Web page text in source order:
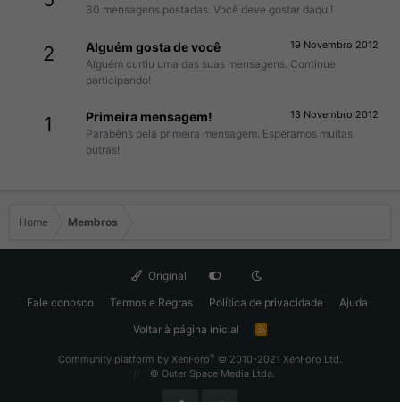
30 mensagens postadas. Você deve gostar daqui!
2 19 Novembro 2012
Alguém gosta de você
Alguém curtiu uma das suas mensagens. Continue
participando!
1 13 Novembro 2012
Primeira mensagem!
Parabéns pela primeira mensagem. Esperamos muitas
outras!
Home Membros
Original
Fale conosco
Termos e Regras Política de privacidade
Ajuda
Voltar à página inicial
R
Community platform by XenForo® © 2010-2021 XenForo Ltd.
© Outer Space Media Ltda.